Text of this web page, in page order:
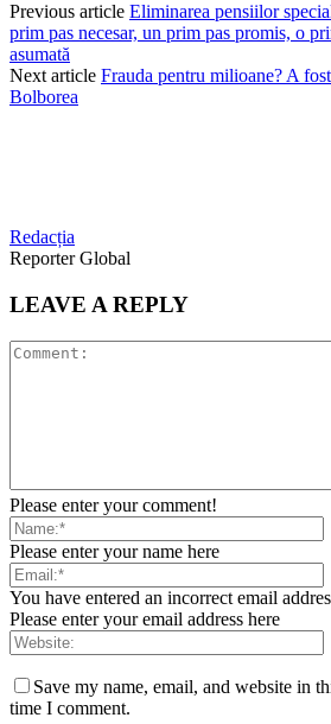
Previous article Eliminarea pensiilor
prim pas necesar, un prim pas promis, o
asumată
Next article Frauda pentru milioane? A
Bolborea
Redacția
Reporter Global
LEAVE A REPLY
Please enter your comment!
Please enter your name here
You have entered an incorrect email
Please enter your email address here
Save my name, email, and website in
time I comment.